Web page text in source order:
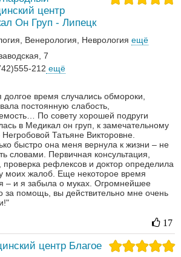
центр
Он Груп - Липецк
Венерология‎ Неврология‎ ещё
7
212 ещё
время случались обмороки,
постоянную слабость,
По совету хорошей подруги
в Медикал он груп, к замечательному
Негробовой Татьяне Викторовне.
быстро она меня вернула к жизни – не
словами. Первичная консультация,
проверка рефлексов и доктор определила
моих жалоб. Еще некоторое время
– и я забыла о муках. Огромнейшее
за помощь, вы действительно мне очень
17
центр Благое